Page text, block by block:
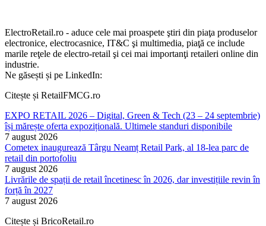
ElectroRetail.ro - aduce cele mai proaspete ştiri din piaţa produselor
electronice, electrocasnice, IT&C şi multimedia, piaţă ce include
marile reţele de electro-retail şi cei mai importanţi retaileri online din
industrie.
Ne găsești și pe LinkedIn:
Citește și RetailFMCG.ro
EXPO RETAIL 2026 – Digital, Green & Tech (23 – 24 septembrie)
își mărește oferta expozițională. Ultimele standuri disponibile
7 august 2026
Cometex inaugurează Târgu Neamț Retail Park, al 18-lea parc de
retail din portofoliu
7 august 2026
Livrările de spații de retail încetinesc în 2026, dar investițiile revin în
forță în 2027
7 august 2026
Citește și BricoRetail.ro